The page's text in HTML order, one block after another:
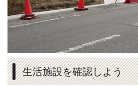
生活施設を確認しよう